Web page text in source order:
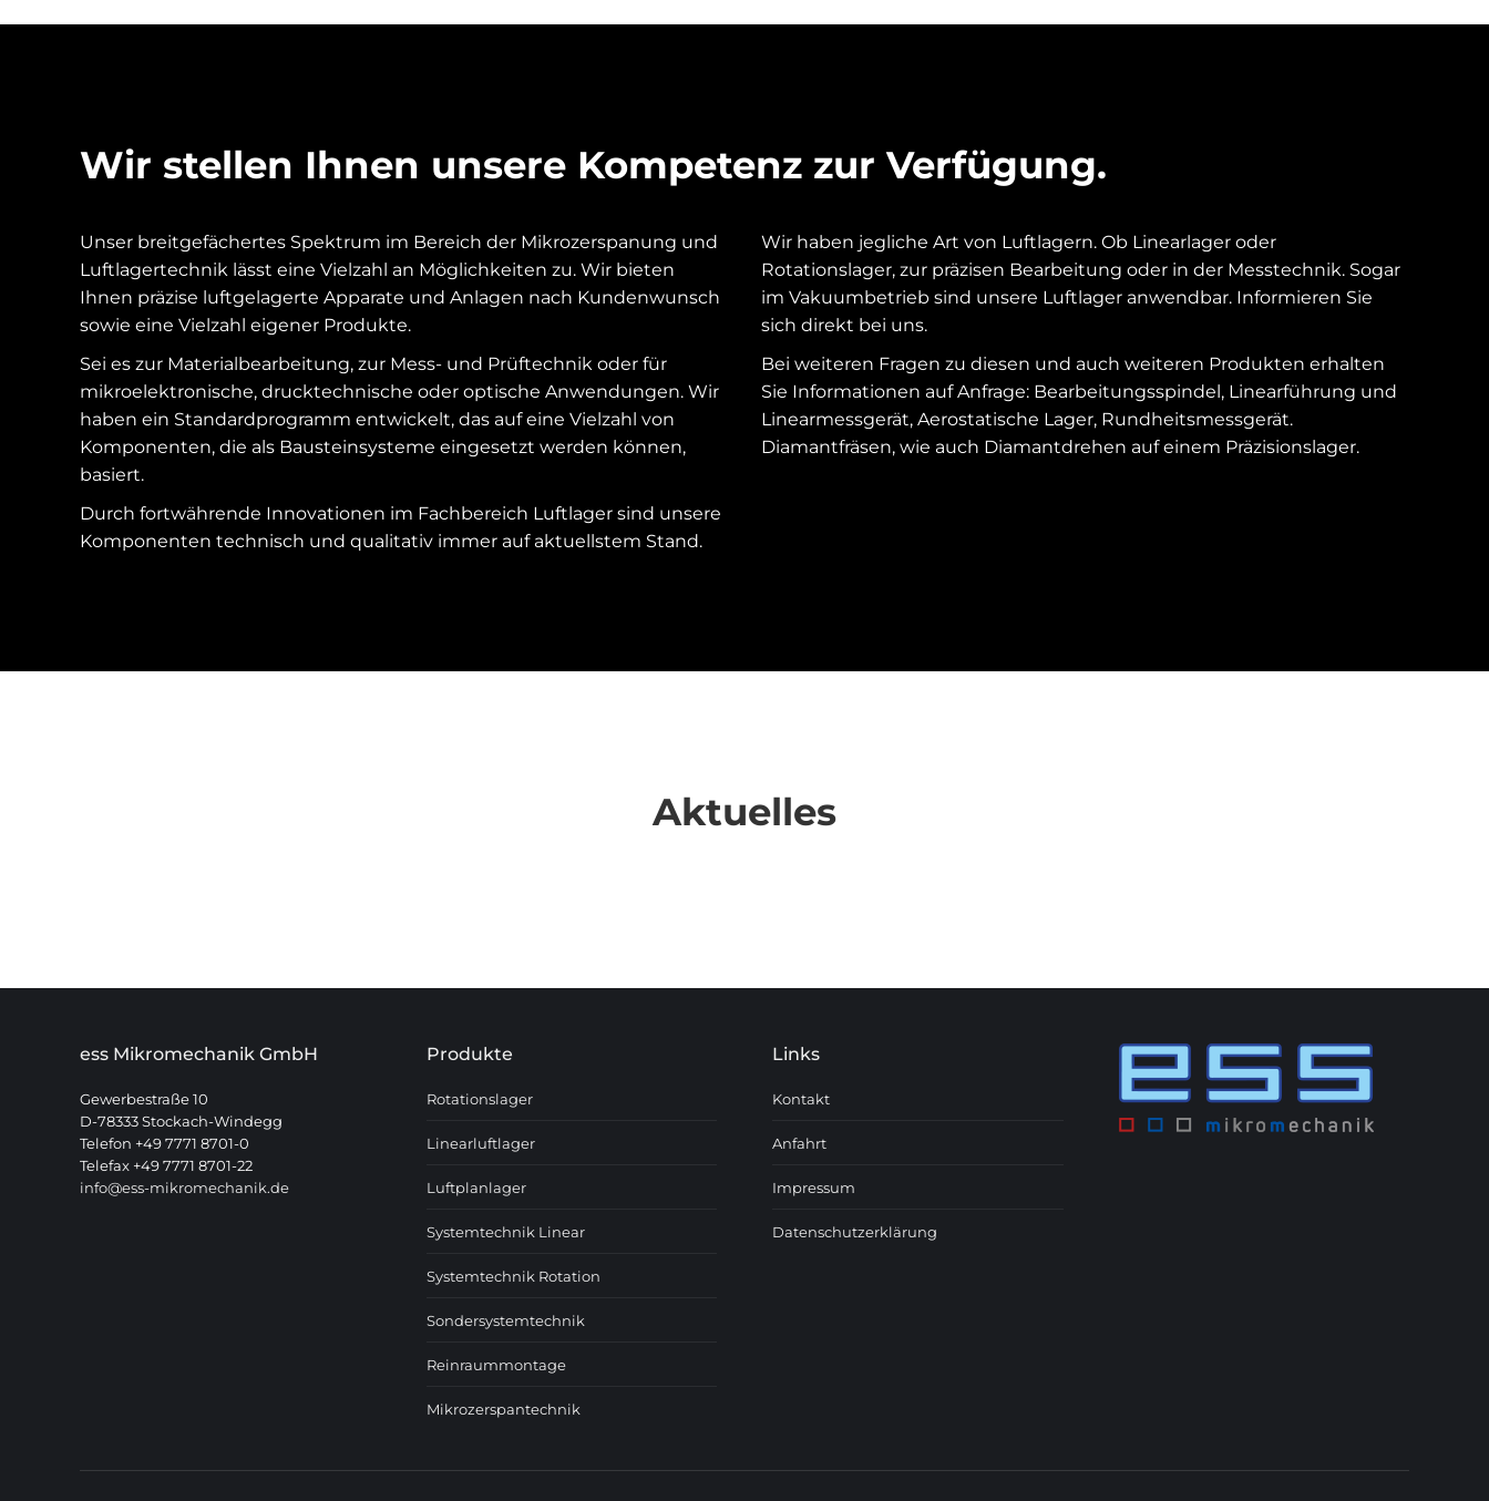
Wir stellen Ihnen unsere Kompetenz zur Verfügung.
Unser breitgefächertes Spektrum im Bereich der Mikrozerspanung und
Luftlagertechnik lässt eine Vielzahl an Möglichkeiten zu. Wir bieten
Ihnen präzise luftgelagerte Apparate und Anlagen nach Kundenwunsch
sowie eine Vielzahl eigener Produkte.
Sei es zur Materialbearbeitung, zur Mess- und Prüftechnik oder für
mikroelektronische, drucktechnische oder optische Anwendungen. Wir
haben ein Standardprogramm entwickelt, das auf eine Vielzahl von
Komponenten, die als Bausteinsysteme eingesetzt werden können,
basiert.
Durch fortwährende Innovationen im Fachbereich Luftlager sind unsere
Komponenten technisch und qualitativ immer auf aktuellstem Stand.
Wir haben jegliche Art von Luftlagern. Ob Linearlager oder
Rotationslager, zur präzisen Bearbeitung oder in der Messtechnik. Sogar
im Vakuumbetrieb sind unsere Luftlager anwendbar. Informieren Sie
sich direkt bei uns.
Bei weiteren Fragen zu diesen und auch weiteren Produkten erhalten
Sie Informationen auf Anfrage: Bearbeitungsspindel, Linearführung und
Linearmessgerät, Aerostatische Lager, Rundheitsmessgerät.
Diamantfräsen, wie auch Diamantdrehen auf einem Präzisionslager.
Aktuelles
ess Mikromechanik GmbH
Gewerbestraße 10
D-78333 Stockach-Windegg
Telefon +49 7771 8701-0
Telefax +49 7771 8701-22
info@ess-mikromechanik.de
Produkte
Rotationslager
Linearluftlager
Luftplanlager
Systemtechnik Linear
Systemtechnik Rotation
Sondersystemtechnik
Reinraummontage
Mikrozerspantechnik
Links
Kontakt
Anfahrt
Impressum
Datenschutzerklärung